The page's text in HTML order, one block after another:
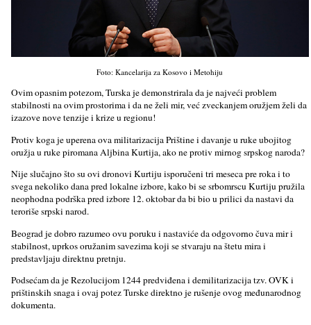
Foto: Kancelarija za Kosovo i Metohiju
Ovim opasnim potezom, Turska je demonstrirala da je najveći problem
stabilnosti na ovim prostorima i da ne želi mir, već zveckanjem oružjem želi da
izazove nove tenzije i krize u regionu!
Protiv koga je uperena ova militarizacija Prištine i davanje u ruke ubojitog
oružja u ruke piromana Aljbina Kurtija, ako ne protiv mirnog srpskog naroda?
Nije slučajno što su ovi dronovi Kurtiju isporučeni tri meseca pre roka i to
svega nekoliko dana pred lokalne izbore, kako bi se srbomrscu Kurtiju pružila
neophodna podrška pred izbore 12. oktobar da bi bio u prilici da nastavi da
teroriše srpski narod.
Beograd je dobro razumeo ovu poruku i nastaviće da odgovorno čuva mir i
stabilnost, uprkos oružanim savezima koji se stvaraju na štetu mira i
predstavljaju direktnu pretnju.
Podsećam da je Rezolucijom 1244 predviđena i demilitarizacija tzv. OVK i
prištinskih snaga i ovaj potez Turske direktno je rušenje ovog međunarodnog
dokumenta.